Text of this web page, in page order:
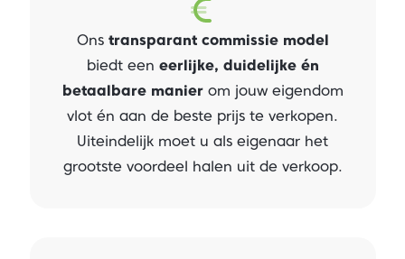
Ons transparant commissie model
biedt een eerlijke, duidelijke én
betaalbare manierom jouw eigendom
vlot én aan de beste prijs te verkopen.
Uiteindelijk moet u als eigenaar het
grootste voordeel halen uit de verkoop.